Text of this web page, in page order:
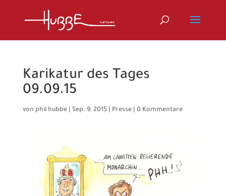
Karikatur des Tages
09.09.15
von phil hubbe| Sep. 9, 2015| Presse| 0 Kommentare